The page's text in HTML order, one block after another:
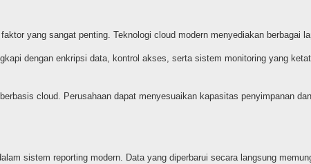
yang sangat penting. Teknologi cloud modern menyediakan berbagai
dengan enkripsi data, kontrol akses, serta sistem monitoring yang
cloud. Perusahaan dapat menyesuaikan kapasitas penyimpanan
sistem reporting modern. Data yang diperbarui secara langsung